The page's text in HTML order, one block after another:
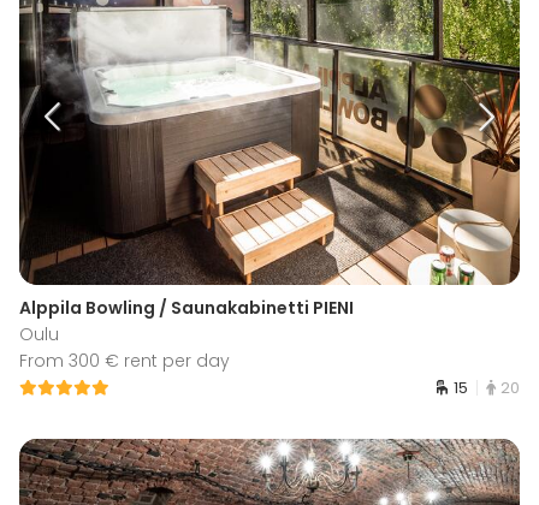
Alppila Bowling / Saunakabinetti PIENI
Oulu
From 300 € rent per day
15 20